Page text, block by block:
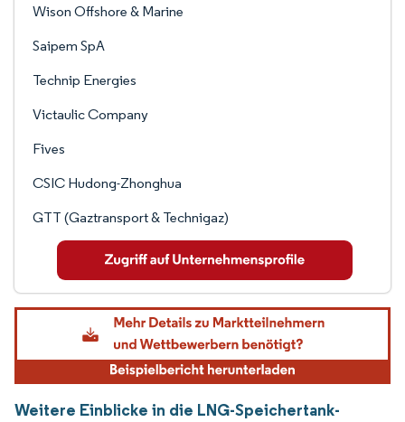
Wison Offshore & Marine
Saipem SpA
Technip Energies
Victaulic Company
Fives
CSIC Hudong-Zhonghua
GTT (Gaztransport & Technigaz)
Weitere Einblicke in die LNG-Speichertank-